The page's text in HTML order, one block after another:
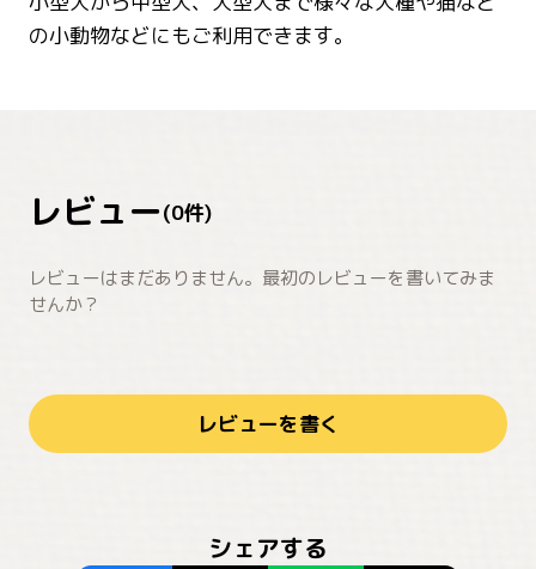
の小動物などにもご利用できます。
レビュー(0件)
レビューはまだありません。最初のレビューを書いてみま
せんか？
レビューを書く
シェアする